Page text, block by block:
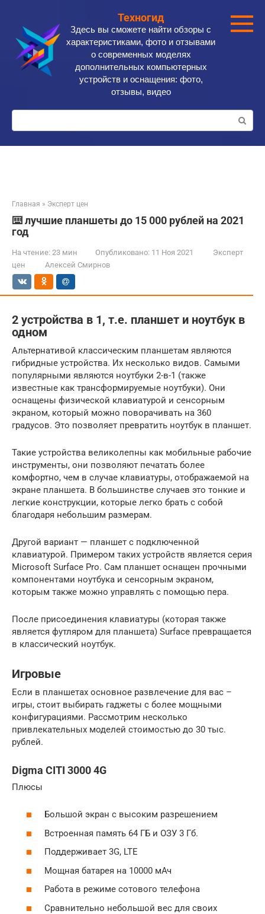
контенту
Техногид
Здесь вы сможете найти обзоры с
характеристиками, фото и отзывами
о современных моделях
дополнительных компьютерных
устройств и оснащения: фото,
отзывы, видео
Поиск:
Главная » Эксперт цен
⌨️ лучшие планшеты до 15 000 рублей на 2021
год
На чтение: 23 мин Опубликовано: 11 Ноя 2021
Эксперт
цен
Алексей Смирнов
2 устройства в 1, т.е. планшет и ноутбук в
одном
Альтернативой классическим планшетам являются
гибридные устройства. Их несколько видов. Самыми
популярными являются ноутбуки 2-в-1 (также
известные как трансформируемые ноутбуки). Они
оснащены физической клавиатурой и сенсорным
экраном, который можно поворачивать на 360
градусов. Это позволяет превратить ноутбук в планшет.
Такие устройства великолепны как мобильные рабочие
инструменты, они позволяют печатать более
комфортно, чем в случае клавиатуры, отображаемой на
экране планшета. В большинстве случаев это тонкие и
легкие конструкции, которые легко брать с собой
благодаря небольшим размерам.
Другой вариант — планшет с подключенной
клавиатурой. Примером таких устройств является серия
Microsoft Surface Pro. Сам планшет оснащен прочными
компонентами ноутбука и сенсорным экраном,
которым также можно управлять с помощью пера.
После присоединения клавиатуры (которая также
является футляром для планшета) Surface превращается
в классический ноутбук.
Игровые
Если в планшетах основное развлечение для вас –
игры, стоит выбирать гаджеты с более мощными
конфигурациями. Рассмотрим несколько
привлекательных моделей стоимостью до 30 тыс.
рублей.
Digma CITI 3000 4G
Плюсы
Большой экран с высоким разрешением
Встроенная память 64 ГБ и ОЗУ 3 Гб.
Поддерживает 3G, LTE
Мощная батарея на 10000 мАч
Работа в режиме сотового телефона
Сравнительно небольшой вес для своих